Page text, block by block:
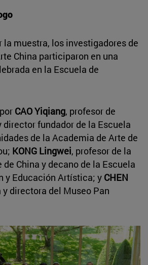
la muestra, los investigadores de
China participaron en una
en la Escuela de
CAO Yiqiang, profesor de
fundador de la Escuela
de la Academia de Arte de
KONG Lingwei, profesor de la
China y decano de la Escuela
y Educación Artística; y CHEN
directora del Museo Pan